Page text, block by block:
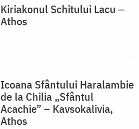
Kiriakonul Schitului Lacu ‒
Athos
Icoana Sfântului Haralambie
de la Chilia „Sfântul
Acachie” – Kavsokalivia,
Athos